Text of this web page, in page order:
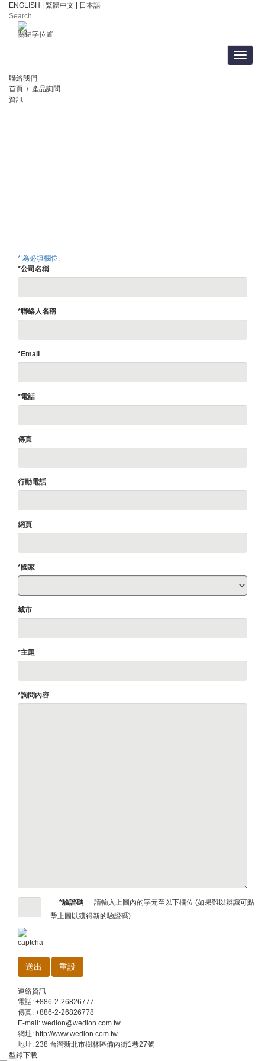
ENGLISH 繁體中文 日本語
關鍵字位置
Toggle
聯絡我們
首頁 / 產品詢問
資訊
* 為必填欄位.
*公司名稱
*聯絡人名稱
*Email
*電話
傳真
行動電話
網頁
*國家
城市
*主題
*詢問內容
*驗證碼
請輸入上圖內的字元至以下欄位 (如果難以辨識可點
擊上圖以獲得新的驗證碼)
連絡資訊
電話: +886-2-26826777
傳真: +886-2-26826778
E-mail: wedlon@wedlon.com.tw
網址: http://www.wedlon.com.tw
地址: 238 台灣新北市樹林區備內街1巷27號
型錄下載